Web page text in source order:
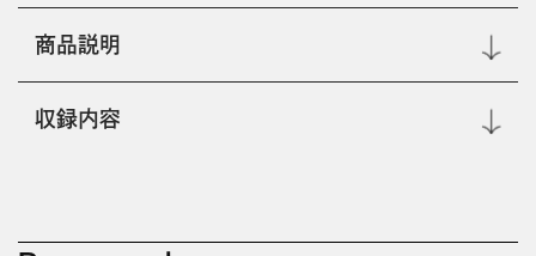
商品説明
収録内容